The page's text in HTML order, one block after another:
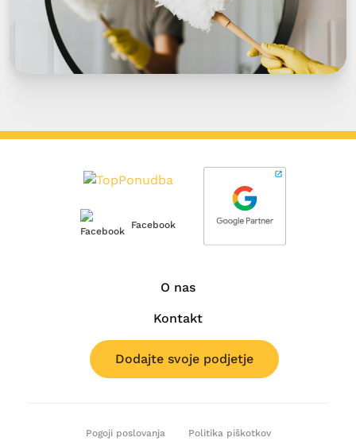
Facebook
O nas
Kontakt
Dodajte svoje podjetje
Pogoji poslovanja Politika piškotkov